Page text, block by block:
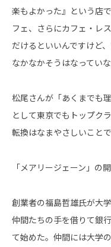
楽もよかった』という店
フェ、さらにカフェ・レ
だけるといいんですけど
なかなかそうはなってい
松尾さんが「あくまでも
として東京でもトップク
転換はなまやさしいこと
「メアリージェーン」の
創業者の福島哲雄氏が大
仲間たちの手を借りて銀
て始めた。仲間には大学